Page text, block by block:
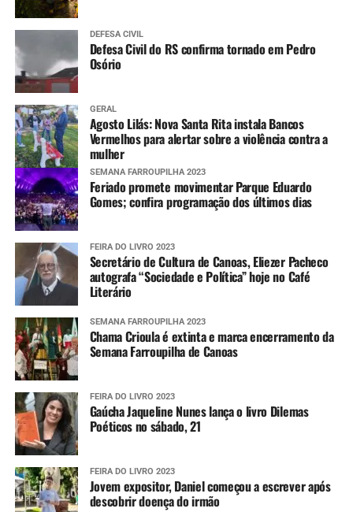
DEFESA CIVIL
Defesa Civil do RS confirma tornado em Pedro
Osório
GERAL
Agosto Lilás: Nova Santa Rita instala Bancos
Vermelhos para alertar sobre a violência contra a
mulher
SEMANA FARROUPILHA 2023
Feriado promete movimentar Parque Eduardo
Gomes; confira programação dos últimos dias
FEIRA DO LIVRO 2023
Secretário de Cultura de Canoas, Eliezer Pacheco
autografa “Sociedade e Política” hoje no Café
Literário
SEMANA FARROUPILHA 2023
Chama Crioula é extinta e marca encerramento da
Semana Farroupilha de Canoas
FEIRA DO LIVRO 2023
Gaúcha Jaqueline Nunes lança o livro Dilemas
Poéticos no sábado, 21
FEIRA DO LIVRO 2023
Jovem expositor, Daniel começou a escrever após
descobrir doença do irmão